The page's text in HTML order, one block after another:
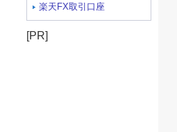
楽天FX取引口座
[PR]